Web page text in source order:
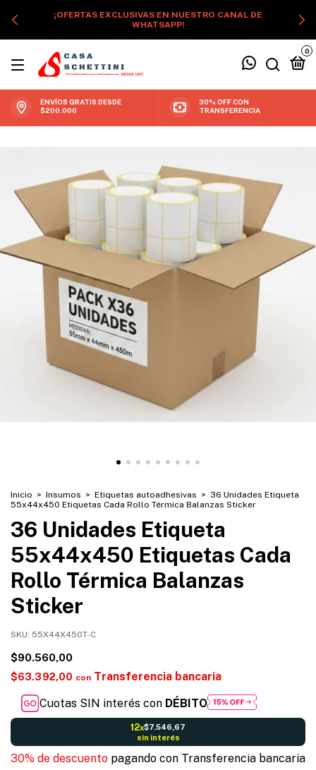
¡OFERTAS EXCLUSIVAS EN NUESTRO CANAL DE
WHATSAPP!
0
ENVÍOS GRATIS DESDE
$200.000
30% OFF CON
TRANSFERENCIA
Inicio > Insumos > Etiquetas autoadhesivas > 36 Unidades Etiqueta
55x44x450 Etiquetas Cada Rollo Térmica Balanzas Sticker
36 Unidades Etiqueta
55x44x450 Etiquetas Cada
Rollo Térmica Balanzas
Sticker
SKU: 55X44X450T-C
$90.560,00
$63.392,00 con Transferencia bancaria
Cuotas SIN interés con DÉBITO
12x$7.546,67
sin interés
30% de descuento pagando con Transferencia bancaria